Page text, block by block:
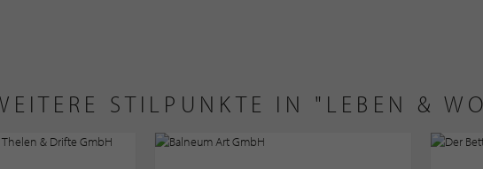
STILPUNKTE IN "LEBEN &